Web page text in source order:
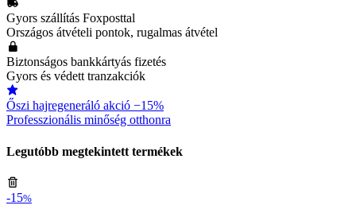
Gyors szállítás Foxposttal
Országos átvételi pontok, rugalmas átvétel
Biztonságos bankkártyás fizetés
Gyors és védett tranzakciók
Őszi hajregeneráló akció −15%
Professzionális minőség otthonra
Legutóbb megtekintett termékek
-15%